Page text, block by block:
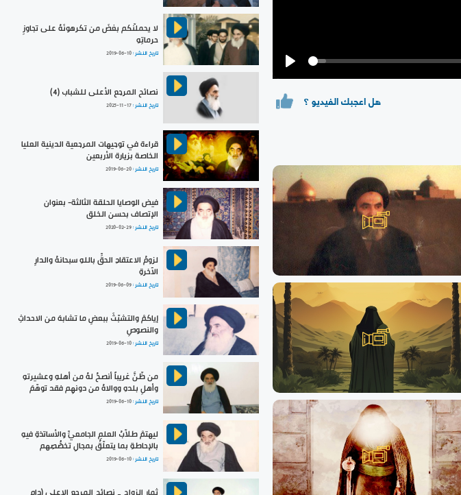
هل اعجبك الفيديو ؟
لا يحملنّكم بغضَ من تكرهونَهُ على تجاوزِ
حرماتِهِ
تاريخ النشر :2019-06-10
نصائح المرجع الأعلى للشباب (4)
تاريخ النشر :2025-11-17
قراءة في توجيهات المرجعية الدينية العليا
الخاصة بزيارة الأربعين
تاريخ النشر :2019-06-20
فيض الوصايا الحلقة الثالثة- بعنوان
الإتصاف بحسن الخلق
تاريخ النشر :2020-02-29
لزومُ الاعتقادِ الحقِّ باللهِ سبحانهُ والدارِ
الآخرةِ
تاريخ النشر :2019-06-09
إياكمْ والتشبّثَ ببعضِ ما تشابهَ من الاحداثِ
والنصوصِ
تاريخ النشر :2019-06-10
من ظّنَّ غريباً أنصحُ لهُ من أهلهِ وعشيرتهِ
وأهلِ بلدهِ ووالاهُ من دونهِم فقد توهّمَ
تاريخ النشر :2019-06-10
ليهتمْ طلاّبُ العلمِ الجامعيِّ والأساتذةِ فيهِ
بالإحاطةِ بما يتعلّقُ بمجالِ تخصُّصِهم
تاريخ النشر :2019-06-10